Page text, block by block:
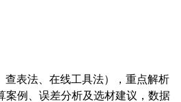
表法、在线工具法），重点解析
案例、误差分析及选材建议，数据